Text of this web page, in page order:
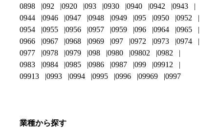
0898
092 0920 093 0930 0940 0942
0943
0944
0946 0947 0948 0949 095 0950
0952
0954
0955 0956 0957 0959 096 0964
0965
0966
0967 0968 0969 097 0972 0973
0974
0977
0978 0979 098 0980 09802
0982
0983
0984 0985 0986 0987 099
09912
09913
0993 0994 0995 0996 09969 0997
業種から探す